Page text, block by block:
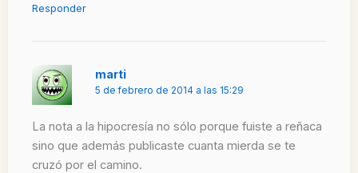
Responder
marti
5 de febrero de 2014 a las 15:29
La nota a la hipocresía no sólo porque fuiste a reñaca
sino que además publicaste cuanta mierda se te
cruzó por el camino.